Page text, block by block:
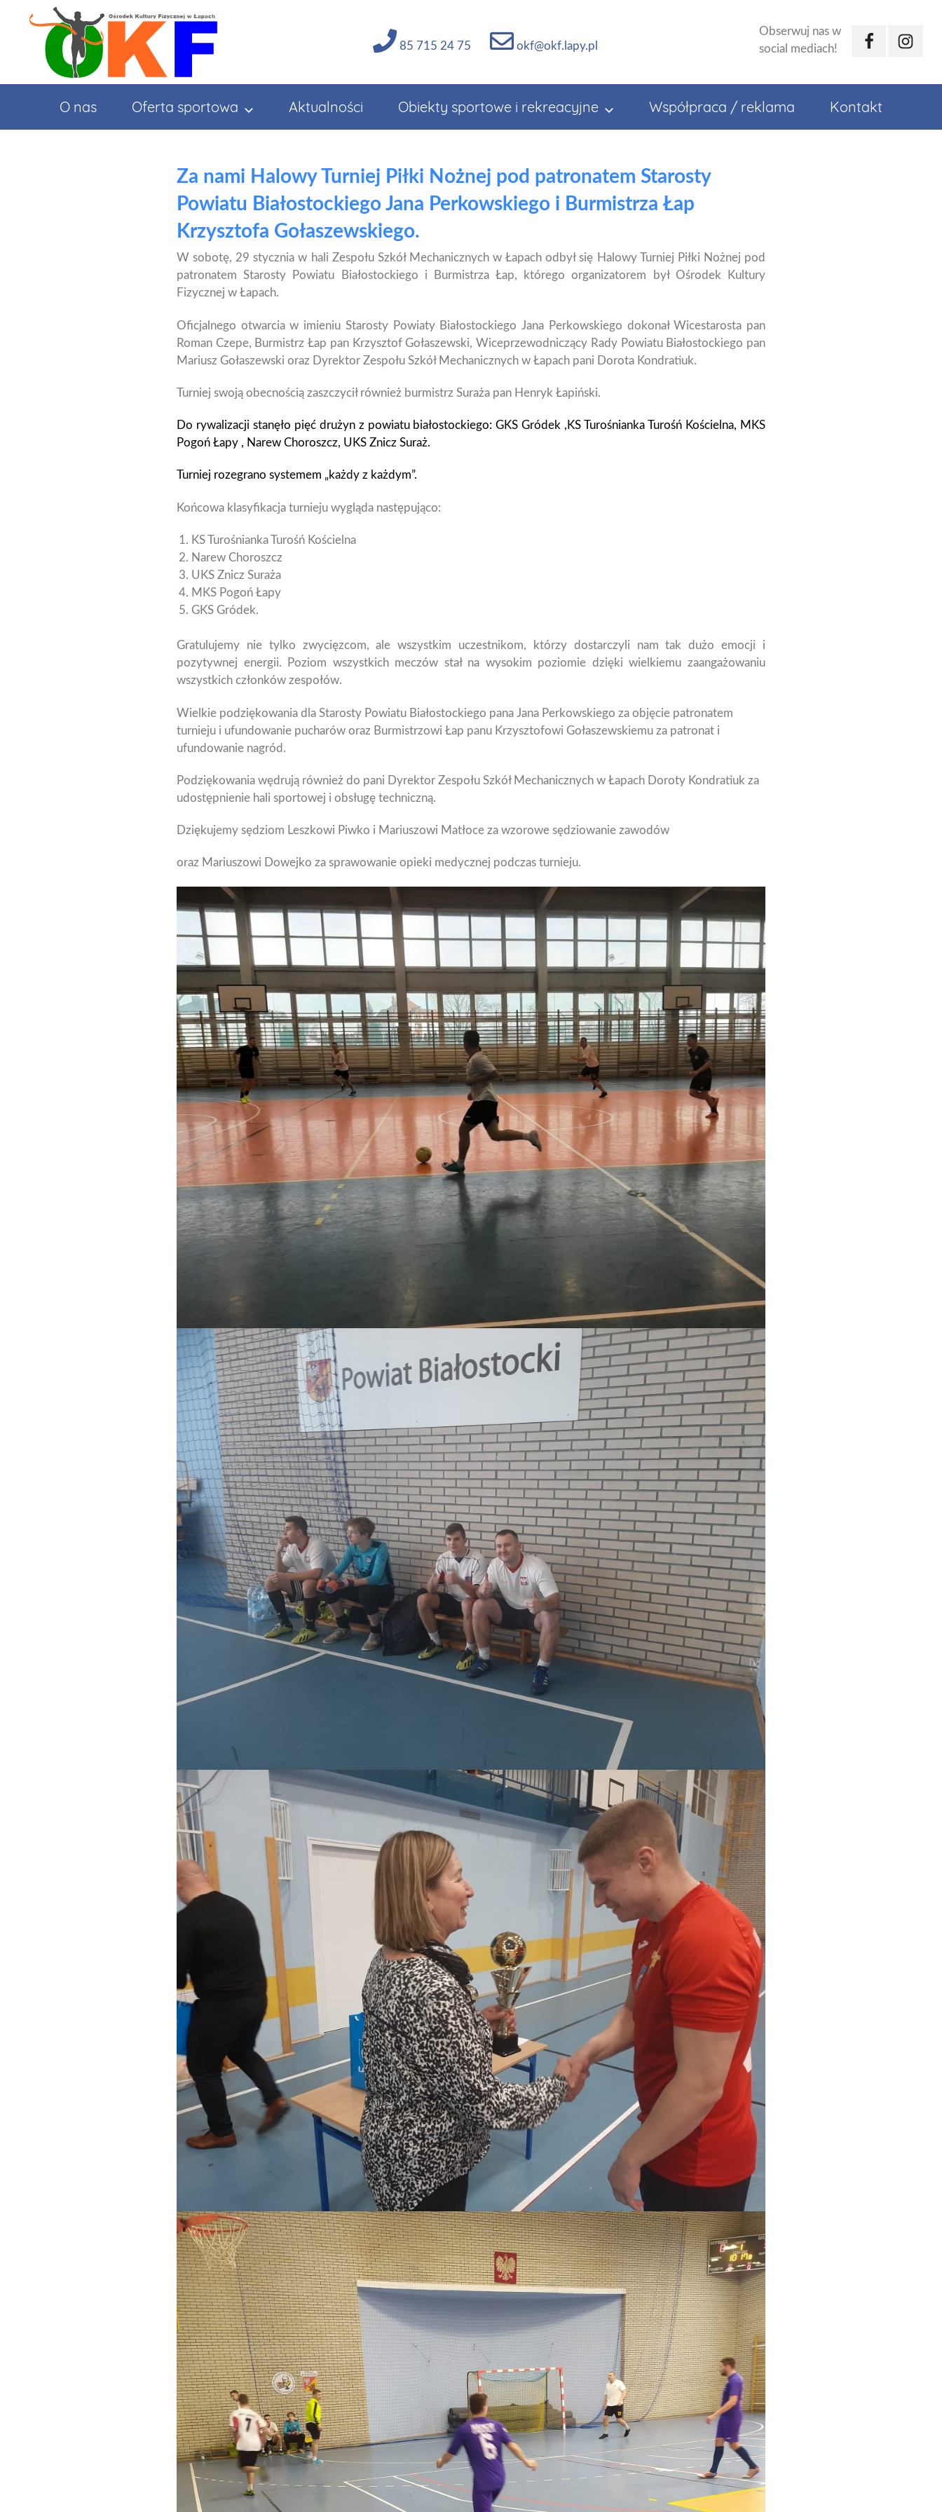
85 715 24 75 okf@okf.lapy.pl
Obserwuj nas w
social mediach!
Facebook
O nas Oferta sportowa Aktualności Obiekty sportowe i rekreacyjne Współpraca / reklama Kontakt
Za nami Halowy Turniej Piłki Nożnej pod patronatem Starosty
Powiatu Białostockiego Jana Perkowskiego i Burmistrza Łap
Krzysztofa Gołaszewskiego.
W sobotę, 29 stycznia w hali Zespołu Szkół Mechanicznych w Łapach odbył się Halowy Turniej Piłki Nożnej pod
patronatem Starosty Powiatu Białostockiego i Burmistrza Łap, którego organizatorem był Ośrodek Kultury
Fizycznej w Łapach.
Oficjalnego otwarcia w imieniu Starosty Powiaty Białostockiego Jana Perkowskiego dokonał Wicestarosta pan
Roman Czepe, Burmistrz Łap pan Krzysztof Gołaszewski, Wiceprzewodniczący Rady Powiatu Białostockiego pan
Mariusz Gołaszewski oraz Dyrektor Zespołu Szkół Mechanicznych w Łapach pani Dorota Kondratiuk.
Turniej swoją obecnością zaszczycił również burmistrz Suraża pan Henryk Łapiński.
Do rywalizacji stanęło pięć drużyn z powiatu białostockiego: GKS Gródek ,KS Turośnianka Turośń Kościelna, MKS
Pogoń Łapy , Narew Choroszcz, UKS Znicz Suraż.
Turniej rozegrano systemem „każdy z każdym”.
Końcowa klasyfikacja turnieju wygląda następująco:
KS Turośnianka Turośń Kościelna
Narew Choroszcz
UKS Znicz Suraża
MKS Pogoń Łapy
GKS Gródek.
Gratulujemy nie tylko zwycięzcom, ale wszystkim uczestnikom, którzy dostarczyli nam tak dużo emocji i
pozytywnej energii. Poziom wszystkich meczów stał na wysokim poziomie dzięki wielkiemu zaangażowaniu
wszystkich członków zespołów.
Wielkie podziękowania dla Starosty Powiatu Białostockiego pana Jana Perkowskiego za objęcie patronatem
turnieju i ufundowanie pucharów oraz Burmistrzowi Łap panu Krzysztofowi Gołaszewskiemu za patronat i
ufundowanie nagród.
Podziękowania wędrują również do pani Dyrektor Zespołu Szkół Mechanicznych w Łapach Doroty Kondratiuk za
udostępnienie hali sportowej i obsługę techniczną.
Dziękujemy sędziom Leszkowi Piwko i Mariuszowi Matłoce za wzorowe sędziowanie zawodów
oraz Mariuszowi Dowejko za sprawowanie opieki medycznej podczas turnieju.